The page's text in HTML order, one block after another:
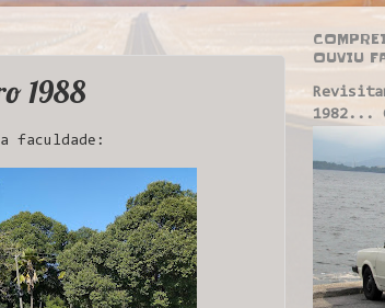
1988
faculdade:
OUVIU
1982...